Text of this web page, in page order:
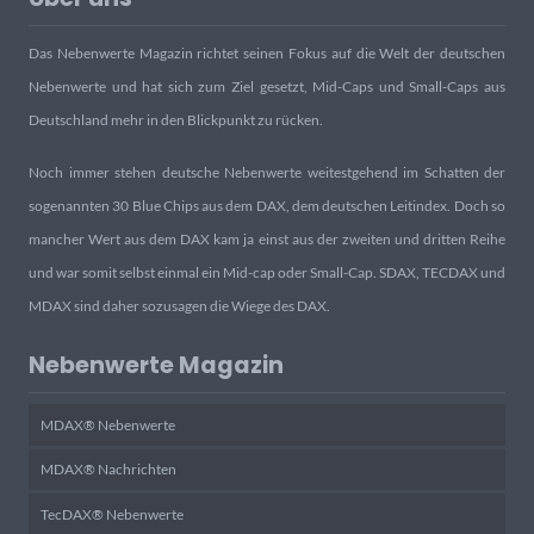
Das Nebenwerte Magazin richtet seinen Fokus auf die Welt der deutschen
Nebenwerte und hat sich zum Ziel gesetzt, Mid-Caps und Small-Caps aus
Deutschland mehr in den Blickpunkt zu rücken.
Noch immer stehen deutsche Nebenwerte weitestgehend im Schatten der
sogenannten 30 Blue Chips aus dem DAX, dem deutschen Leitindex. Doch so
mancher Wert aus dem DAX kam ja einst aus der zweiten und dritten Reihe
und war somit selbst einmal ein Mid-cap oder Small-Cap. SDAX, TECDAX und
MDAX sind daher sozusagen die Wiege des DAX.
Nebenwerte Magazin
MDAX® Nebenwerte
MDAX® Nachrichten
TecDAX® Nebenwerte